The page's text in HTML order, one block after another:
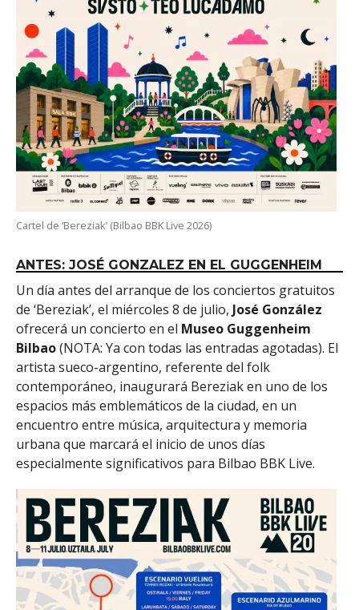
Cartel de ‘Bereziak’ (Bilbao BBK Live 2026)
ANTES: JOSÉ GONZALEZ EN EL GUGGENHEIM
Un día antes del arranque de los conciertos gratuitos
de ‘Bereziak’, el miércoles 8 de julio, José González
ofrecerá un concierto en el Museo Guggenheim
Bilbao(NOTA: Ya con todas las entradas agotadas). El
artista sueco-argentino, referente del folk
contemporáneo, inaugurará Bereziak en uno de los
espacios más emblemáticos de la ciudad, en un
encuentro entre música, arquitectura y memoria
urbana que marcará el inicio de unos días
especialmente significativos para Bilbao BBK Live.